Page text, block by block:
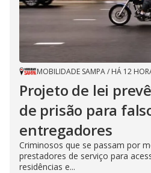
MOBILIDADE SAMPA/ HÁ 12
Projeto de lei
de prisão para
entregadores
Criminosos que se passam por
prestadores de serviço para
residências e...